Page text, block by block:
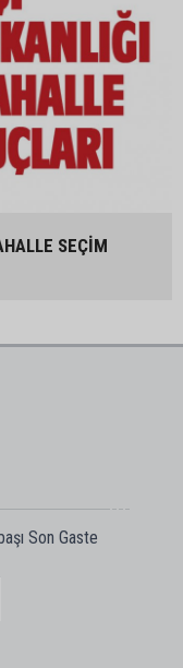
SEÇİM
Son Gaste